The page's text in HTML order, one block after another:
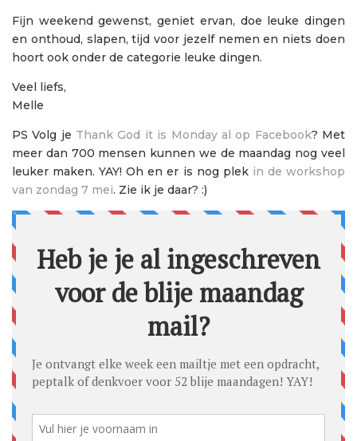
Fijn weekend gewenst, geniet ervan, doe leuke dingen
en onthoud, slapen, tijd voor jezelf nemen en niets doen
hoort ook onder de categorie leuke dingen.
Veel liefs,
Melle
PS Volg je Thank God it is Monday al op Facebook? Met
meer dan 700 mensen kunnen we de maandag nog veel
leuker maken. YAY! Oh en er is nog plek in de workshop
van zondag 7 mei. Zie ik je daar? :)